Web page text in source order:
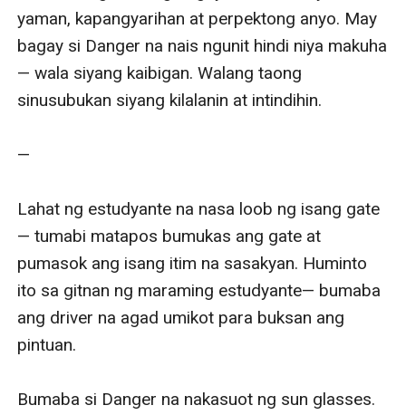
yaman, kapangyarihan at perpektong anyo. May
bagay si Danger na nais ngunit hindi niya makuha
— wala siyang kaibigan. Walang taong
sinusubukan siyang kilalanin at intindihin.
—
Lahat ng estudyante na nasa loob ng isang gate
— tumabi matapos bumukas ang gate at
pumasok ang isang itim na sasakyan. Huminto
ito sa gitnan ng maraming estudyante— bumaba
ang driver na agad umikot para buksan ang
pintuan.
Bumaba si Danger na nakasuot ng sun glasses.